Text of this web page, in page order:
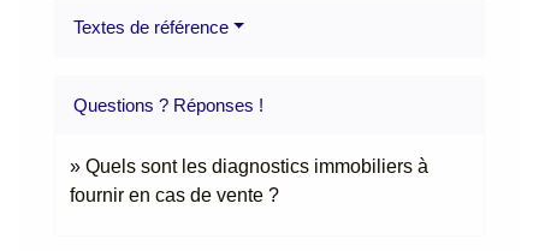
Textes de référence
Questions ? Réponses !
Quels sont les diagnostics immobiliers à
fournir en cas de vente ?